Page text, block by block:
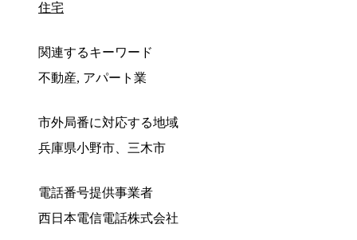
住宅
関連するキーワード
不動産, アパート業
市外局番に対応する地域
兵庫県小野市、三木市
電話番号提供事業者
西日本電信電話株式会社